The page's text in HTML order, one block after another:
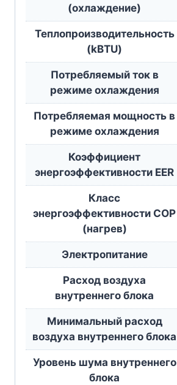
(охлаждение)
Теплопроизводительность
(kBTU)
Потребляемый ток в
режиме охлаждения
Потребляемая мощность в
режиме охлаждения
Коэффициент
энергоэффективности EER
Класс
энергоэффективности COP
(нагрев)
Электропитание
Расход воздуха
внутреннего блока
Минимальный расход
воздуха внутреннего блока
Уровень шума внутреннего
блока